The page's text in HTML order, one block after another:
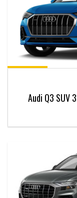
Audi Q3 SUV